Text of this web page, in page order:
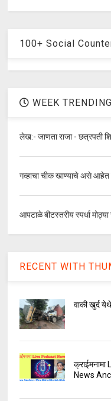
100+ Social
WEEK TRENDING
लेख:- जाणता राजा - छत्रपती
गव्हाचा चीक खाण्याचे असे आहेत
आपटाळे बीटस्तरीय स्पर्धा
RECENT WITH
वाकी खुर्द
News